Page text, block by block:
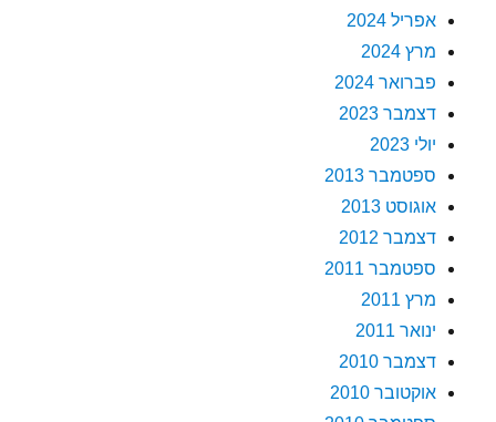
אפריל 2024
מרץ 2024
פברואר 2024
דצמבר 2023
יולי 2023
ספטמבר 2013
אוגוסט 2013
דצמבר 2012
ספטמבר 2011
מרץ 2011
ינואר 2011
דצמבר 2010
אוקטובר 2010